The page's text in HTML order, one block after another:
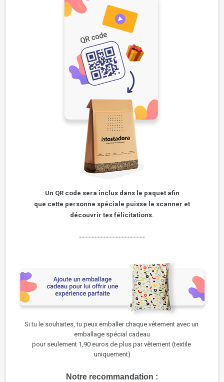
Un QR code sera inclus dans le paquet afin
que cette personne spéciale puisse le scanner et
découvrir tes félicitations.
----------------------
Si tu le souhaites, tu peux emballer chaque vêtement avec un
emballage spécial cadeau
pour seulement 1,90 euros de plus par vêtement (textile
uniquement)
Notre recommandation :